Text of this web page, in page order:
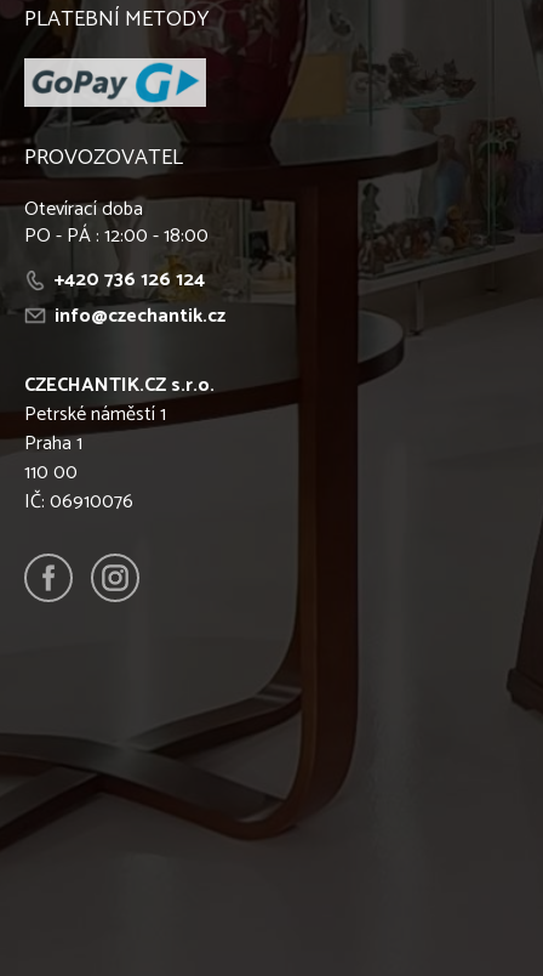
PLATEBNÍ METODY
PROVOZOVATEL
Otevírací doba
PO - PÁ : 12:00 - 18:00
+420 736 126 124
info@czechantik.cz
CZECHANTIK.CZ s.r.o.
Petrské náměstí 1
Praha 1
110 00
IČ: 06910076